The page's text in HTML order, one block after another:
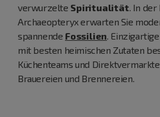
verwurzelte Spiritualität. In der
Archaeopteryx erwarten Sie
spannende Fossilien. Einzigartige
mit besten heimischen Zutaten
Küchenteams und
Brauereien und Brennereien.